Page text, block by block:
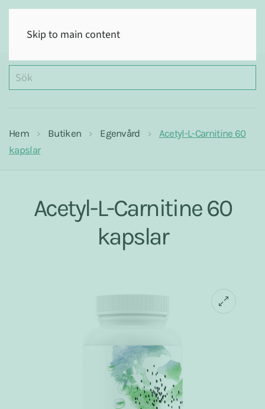
Skip to main content
Hem Butiken Egenvård
Acetyl-L-Carnitine 60
kapslar
Acetyl-L-Carnitine 60
kapslar